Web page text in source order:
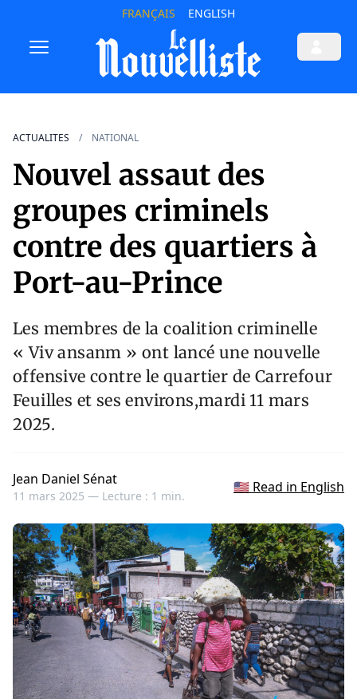
FRANÇAIS ENGLISH
ACTUALITES NATIONAL
Nouvel assaut des
groupes criminels
contre des quartiers à
Port-au-Prince
Les membres de la coalition criminelle
« Viv ansanm » ont lancé une nouvelle
offensive contre le quartier de Carrefour
Feuilles et ses environs,mardi 11 mars
2025.
Jean Daniel Sénat
11 mars 2025 — Lecture : 1 min.
🇺🇸 Read in English